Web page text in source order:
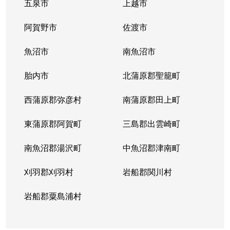
五泉市 上越市
阿賀野市 佐渡市
魚沼市 南魚沼市
胎内市 北蒲原郡聖籠町
西蒲原郡弥彦村 南蒲原郡田上町
東蒲原郡阿賀町 三島郡出雲崎町
南魚沼郡湯沢町 中魚沼郡津南町
刈羽郡刈羽村 岩船郡関川村
岩船郡粟島浦村